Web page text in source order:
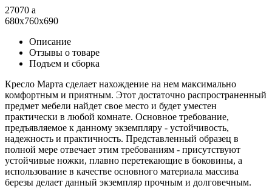
27070 a
680x760x690
Описание
Отзывы о товаре
Подъем и сборка
Кресло Марта сделает нахождение на нем максимально
комфортным и приятным. Этот достаточно распространенный
предмет мебели найдет свое место и будет уместен
практически в любой комнате. Основное требование,
предъявляемое к данному экземпляру - устойчивость,
надежность и практичность. Представленный образец в
полной мере отвечает этим требованиям - присутствуют
устойчивые ножки, плавно перетекающие в боковины, а
использование в качестве основного материала массива
березы делает данный экземпляр прочным и долговечным.